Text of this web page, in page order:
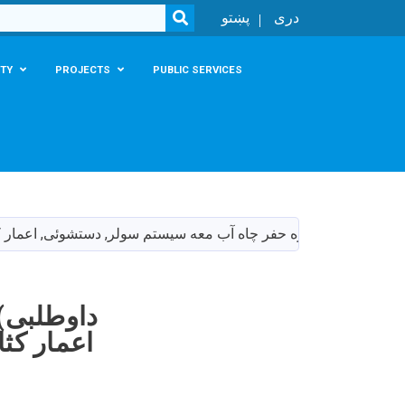
SEARCH
پښتو دری
PROJECTS PUBLIC SERVICES
داوطلبی)پروژه حفر چاه آب معه سیستم سولر, دستشوئی, اعمار کثافت دانی و تشناب ها برای 2 باب